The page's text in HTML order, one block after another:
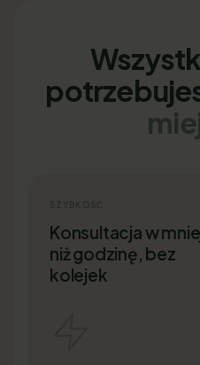
SZYBKOŚĆ
Konsultacja w
niż godzinę, bez
kolejek